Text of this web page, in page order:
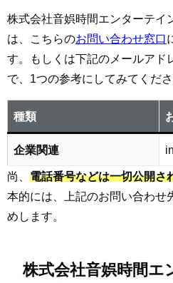
株式会社音娯時間エンターテイ
は、こちらのお問い合わせ窓口
す。もしくは下記のメールアド
で、1つの参考にしてみてくださ
種類
企業関連
尚、 電話番号などは一切公開さ
本的には、上記のお問い合わせ
めします。
株式会社音娯時間エ